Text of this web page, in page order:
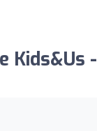
Kids&Us -